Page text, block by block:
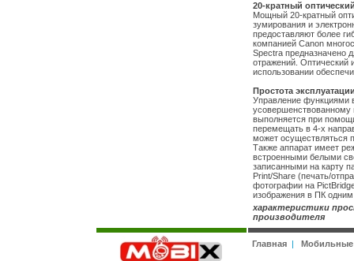
20-кратный
Мощный 20-кратный
зумирования и
предоставляют более
компанией Canon
Spectra предназначено
отражений.
использовании
Простота
Управление функциями
усовершенствованному
выполняется при
перемещать в 4-х
может осуществляться
Также аппарат имеет
встроенными белыми
записанными на карту
Print/Share (печать/
фотографии на
изображения в ПК
характеристики
производителя
Главная|